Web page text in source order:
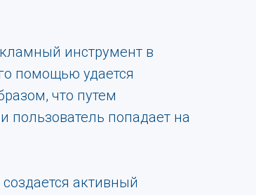
инструмент в
помощью удается
что путем
пользователь попадает на
активный